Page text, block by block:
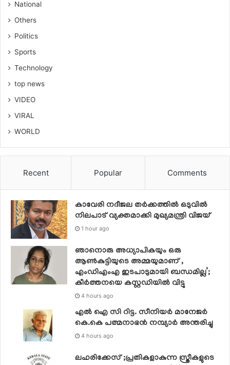
National
Others
Politics
Sports
Technology
top news
VIDEO
VIRAL
WORLD
Recent Popular Comments
കാവേരി നദീജല തര്‍ക്കത്തില്‍ ഒടുവില്‍
നിലപാട് വ്യക്തമാക്കി മുഖ്യമന്ത്രി വിജയ്
1 hour ago
ഞാനൊരു അധ്യാപികയും ഒരു
ആണ്‍കുട്ടിയുടെ അമ്മയുമാണ് ,
എംഡിഎംഎ ഇടപാടുമായി ബന്ധമില്ല’;
കീര്‍ത്തനയെ കസ്റ്റഡിയില്‍ വിട്ടു
4 hours ago
എൽ ഐ സി റിട്ട. സീനിയർ മാനേജർ
കെ.കെ പത്മനാഭൻ നമ്പ്യാർ അന്തരിച്ചു
4 hours ago
ലഹരിക്കേസ് ;പ്രതികളാകുന്ന സ്ത്രീകളുടെ